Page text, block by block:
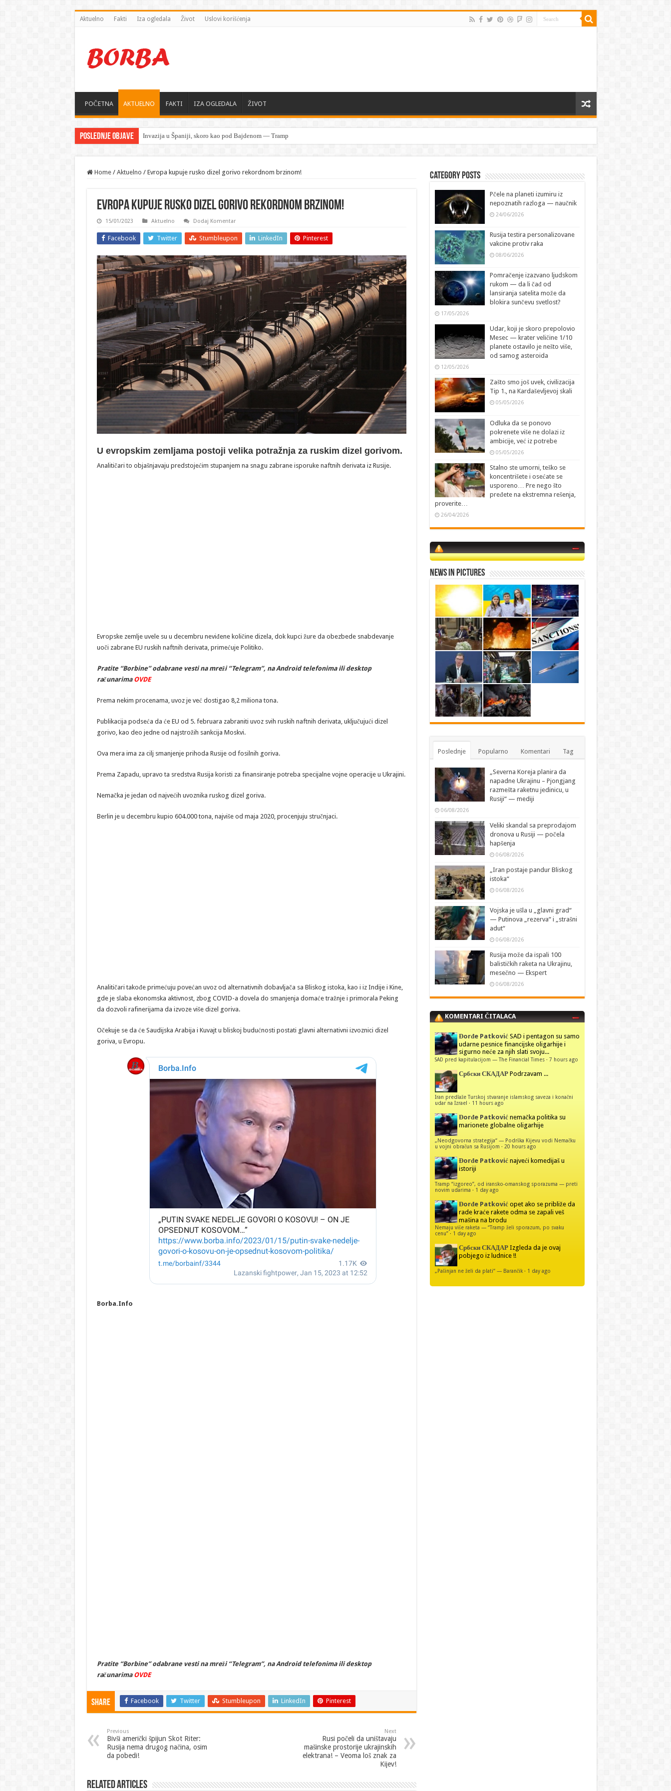
Aktuelno Fakti Iza ogledala Život Uslovi korišćenja
POČETNA AKTUELNO FAKTI IZA OGLEDALA ŽIVOT
Poslednje objave „
Home / Aktuelno / Evropa kupuje rusko dizel gorivo rekordnom brzinom!
Evropa kupuje rusko dizel gorivo rekordnom brzinom!
15/01/2023 Aktuelno Dodaj Komentar
Facebook Twitter Stumbleupon LinkedIn Pinterest
U evropskim zemljama postoji velika potražnja za ruskim dizel gorivom.
Analitičari to objašnjavaju predstojećim stupanjem na snagu zabrane isporuke naftnih derivata iz Rusije.
Evropske zemlje uvele su u decembru neviđene količine dizela, dok kupci žure da obezbede snabdevanje
uoči zabrane EU ruskih naftnih derivata, primećuje Politiko.
Pratite “Borbine” odabrane vesti na mreži “Telegram”, na Android telefonima ili desktop
računarima OVDE
Prema nekim procenama, uvoz je već dostigao 8,2 miliona tona.
Publikacija podseća da će EU od 5. februara zabraniti uvoz svih ruskih naftnih derivata, uključujući dizel
gorivo, kao deo jedne od najstrožih sankcija Moskvi.
Ova mera ima za cilj smanjenje prihoda Rusije od fosilnih goriva.
Prema Zapadu, upravo ta sredstva Rusija koristi za finansiranje potreba specijalne vojne operacije u Ukrajini.
Nemačka je jedan od najvećih uvoznika ruskog dizel goriva.
Berlin je u decembru kupio 604.000 tona, najviše od maja 2020, procenjuju stručnjaci.
Analitičari takođe primećuju povećan uvoz od alternativnih dobavljača sa Bliskog istoka, kao i iz Indije i Kine,
gde je slaba ekonomska aktivnost, zbog COVID-a dovela do smanjenja domaće tražnje i primorala Peking
da dozvoli rafinerijama da izvoze više dizel goriva.
Očekuje se da će Saudijska Arabija i Kuvajt u bliskoj budućnosti postati glavni alternativni izvoznici dizel
goriva, u Evropu.
Borba.Info
Pratite “Borbine” odabrane vesti na mreži “Telegram”, na Android telefonima ili desktop
računarima OVDE
Share Facebook Twitter Stumbleupon LinkedIn Pinterest
Previous
Bivši američki špijun Skot Riter:
Rusija nema drugog načina, osim
da pobedi!
Next
Rusi počeli da uništavaju
mašinske prostorije ukrajinskih
elektrana! – Veoma loš znak za
Kijev!
Related Articles
Category Posts
Pčele na planeti izumiru iz
nepoznatih razloga — naučnik
24/06/2026
Rusija testira personalizovane
vakcine protiv raka
08/06/2026
Pomračenje izazvano ljudskom
rukom — da li čađ od
lansiranja satelita može da
blokira sunčevu svetlost?
17/05/2026
Udar, koji je skoro prepolovio
Mesec — krater veličine 1/10
planete ostavilo je nešto više,
od samog asteroida
12/05/2026
Zašto smo još uvek, civilizacija
Tip 1., na Kardaševljevoj skali
05/05/2026
Odluka da se ponovo
pokrenete više ne dolazi iz
ambicije, već iz potrebe
05/05/2026
Stalno ste umorni, teško se
koncentrišete i osećate se
usporeno… Pre nego što
pređete na ekstremna rešenja,
proverite…
26/04/2026
News in Pictures
Poslednje Popularno Komentari Tag
„Severna Koreja planira da
napadne Ukrajinu – Pjongjang
razmešta raketnu jedinicu, u
Rusiji“ — mediji
06/08/2026
Veliki skandal sa preprodajom
dronova u Rusiji — počela
hapšenja
06/08/2026
„Iran postaje pandur Bliskog
istoka“
06/08/2026
Vojska je ušla u „glavni grad“
— Putinova „rezerva“ i „strašni
adut“
06/08/2026
Rusija može da ispali 100
balističkih raketa na Ukrajinu,
mesečno — Ekspert
06/08/2026
KOMENTARI ČITALACA
Đorđe Patković SAD i pentagon su samo
udarne pesnice financijske oligarhije i
sigurno neće za njih slati svoju...
SAD pred kapitulacijom — The Financial Times· 7 hours ago
Србски СКАДАР Podrzavam ...
Iran predlaže Turskoj stvaranje islamskog saveza i konačni
udar na Izrael · 11 hours ago
Đorđe Patković nemačka politika su
marionete globalne oligarhije
„Neodgovorna strategija“ — Podrška Kijevu vodi Nemačku
u vojni obračun sa Rusijom · 20 hours ago
Đorđe Patković najveći komedijaš u
istoriji
Tramp “izgoreo”, od iransko-omanskog sporazuma — preti
novim udarima · 1 day ago
Đorđe Patković opet ako se približe da
rade kraće rakete odma se zapali veš
mašina na brodu
Nemaju više raketa — “Tramp želi sporazum, po svaku
cenu”· 1 day ago
Србски СКАДАР Izgleda da je ovaj
pobjego iz ludnice !!
„Pašinjan ne želi da plati“ — Barančik· 1 day ago